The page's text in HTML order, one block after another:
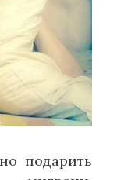
подарить